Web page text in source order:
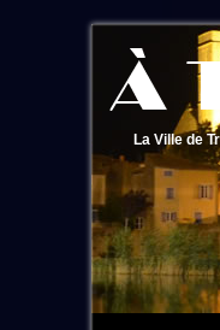
La Ville de